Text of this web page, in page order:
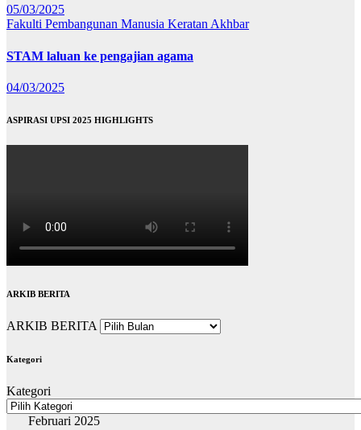
05/03/2025
Fakulti Pembangunan Manusia Keratan Akhbar
STAM laluan ke pengajian agama
04/03/2025
ASPIRASI UPSI 2025 HIGHLIGHTS
ARKIB BERITA
ARKIB BERITA
Kategori
Kategori
Februari 2025